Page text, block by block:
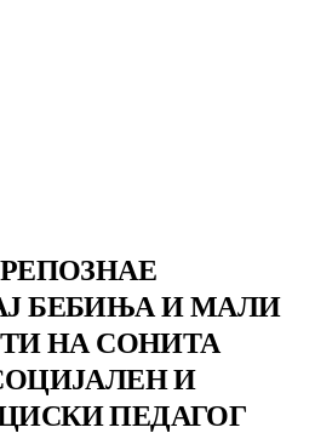
БЕБИЊА И МАЛИ
НА СОНИТА
И
ПЕДАГОГ